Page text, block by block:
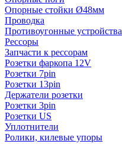
Опорные стойки Ø48мм
Проводка
Противоугонные устройства
Рессоры
Запчасти к рессорам
Розетки фаркопа 12V
Розетки 7pin
Розетки 13pin
Держатели розетки
Розетки 3pin
Розетки US
Уплотнители
Ролики, килевые упоры